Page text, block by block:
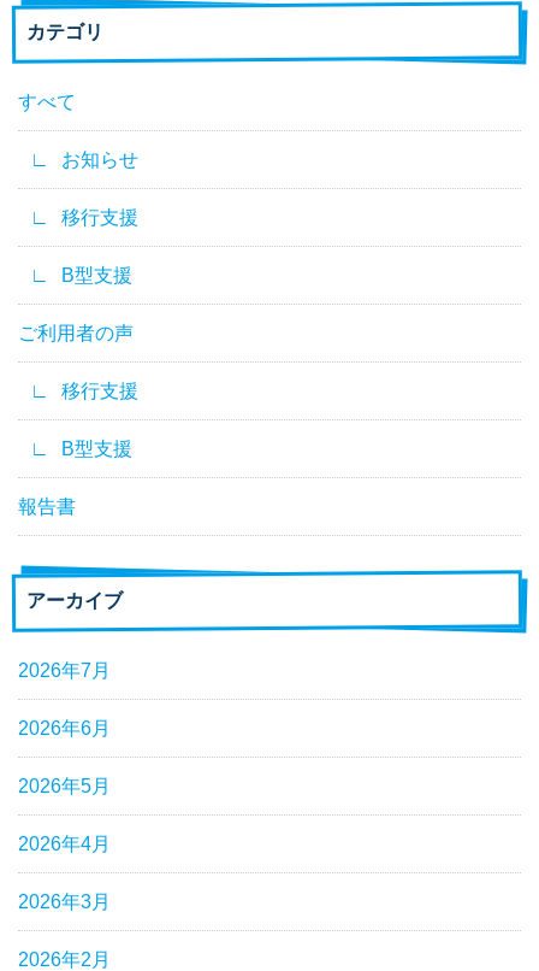
カテゴリ
すべて
お知らせ
移行支援
B型支援
ご利用者の声
移行支援
B型支援
報告書
アーカイブ
2026年7月
2026年6月
2026年5月
2026年4月
2026年3月
2026年2月